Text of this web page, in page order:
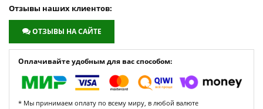
Отзывы наших клиентов:
ОТЗЫВЫ НА САЙТЕ
Оплачивайте удобным для вас способом:
* Мы принимаем оплату по всему миру, в любой валюте